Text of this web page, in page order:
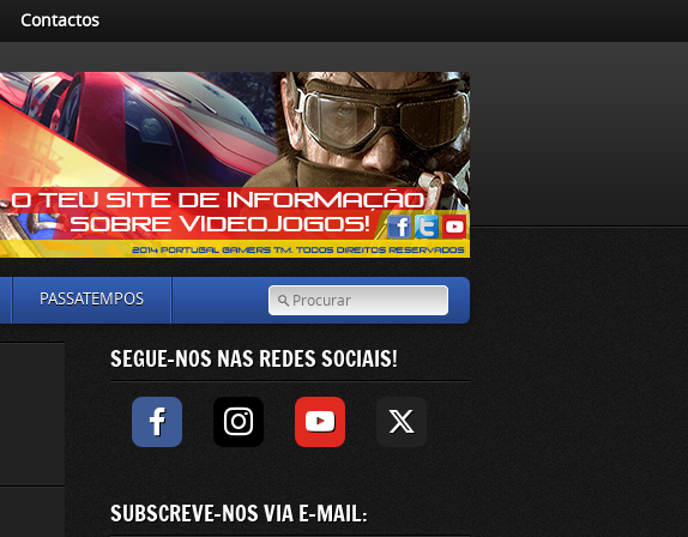
Contactos
PASSATEMPOS
SEGUE-NOS NAS REDES SOCIAIS!
SUBSCREVE-NOS VIA E-MAIL: